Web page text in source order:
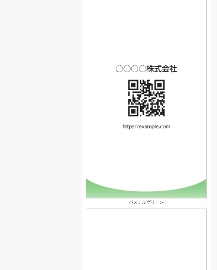
パステルグリーン